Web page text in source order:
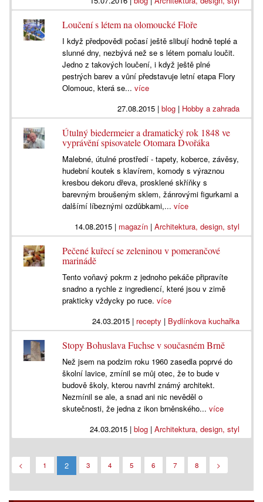
Loučení s létem na olomoucké Floře
I když předpovědi počasí ještě slibují hodně teplé a
slunné dny, nezbývá než se s létem pomalu loučit.
Jedno z takových loučení, i když ještě plné
pestrých barev a vůní představuje letní etapa Flory
Olomouc, která se...více
27.08.2015| blog| Hobby a zahrada
Útulný biedermeier a dramatický rok 1848 ve
vyprávění spisovatele Otomara Dvořáka
Malebné, útulné prostředí - tapety, koberce, závěsy,
hudební koutek s klavírem, komody s výraznou
kresbou dekoru dřeva, prosklené skříňky s
barevným broušeným sklem, žánrovými figurkami a
dalšímí líbeznými ozdůbkami,...více
14.08.2015| magazín| Architektura, design, styl
Pečené kuřecí se zeleninou v pomerančové
marinádě
Tento voňavý pokrm z jednoho pekáče připravíte
snadno a rychle z ingrediencí, které jsou v zimě
prakticky vždycky po ruce.více
24.03.2015| recepty | Bydlínkova kuchařka
Stopy Bohuslava Fuchse v současném Brně
Než jsem na podzim roku 1960 zasedla poprvé do
školní lavice, zmínil se můj otec, že to bude v
budově školy, kterou navrhl známý architekt.
Nezmínil se ale, a snad ani nic nevěděl o
skutečnosti, že jedna z ikon brněnského...více
24.03.2015| blog| Architektura, design, styl
< 1 2 3 4 5 6 7 8 >